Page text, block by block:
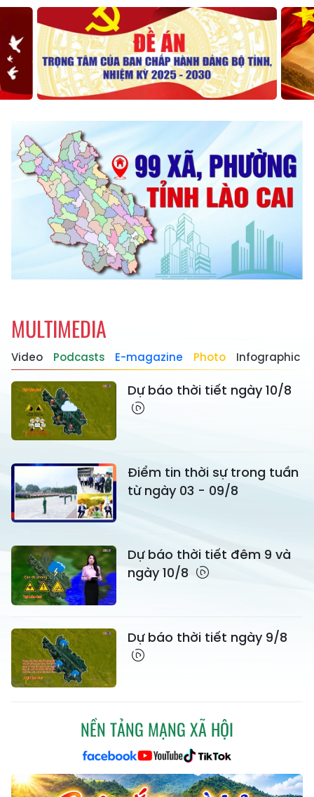
MULTIMEDIA
Video Podcasts E-magazine Photo Infographic
Dự báo thời tiết ngày 10/8
Điểm tin thời sự trong tuần
từ ngày 03 - 09/8
Dự báo thời tiết đêm 9 và
ngày 10/8
Dự báo thời tiết ngày 9/8
NỀN TẢNG MẠNG XÃ HỘI